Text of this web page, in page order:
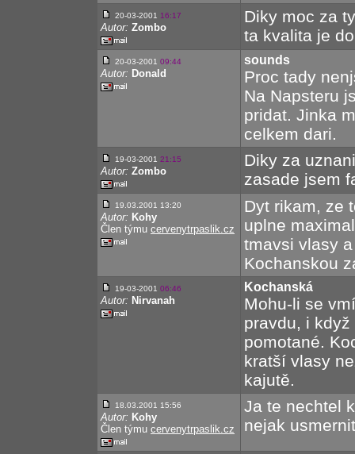
20-03-2001 16:17
Autor: Zombo
Diky moc za
ta kvalita je
20-03-2001 09:44
Autor: Donald
sounds
Proc tady
Na Napsteru
pridat. Jinka
celkem dari.
19-03-2001 21:15
Autor: Zombo
Diky za
zasade jsem
19.03.2001 13:20
Autor: Kohy
Člen týmu cervenytrpaslik.cz
Dyt rikam, ze
uplne
tmavsi vlasy
Kochanskou
19-03-2001 06:46
Autor: Nirvanah
Kochanská
Mohu-li se
pravdu, i
pomotané.
kratší vlasy
kajutě.
18.03.2001 15:56
Autor: Kohy
Člen týmu cervenytrpaslik.cz
Ja te nechtel
nejak